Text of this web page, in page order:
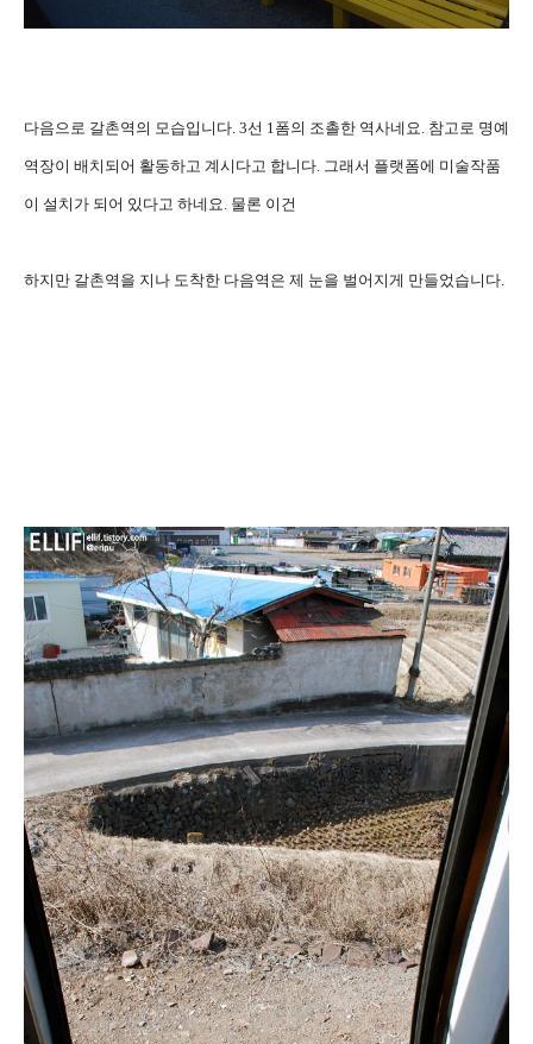
다음으로 갈촌역의 모습입니다. 3선 1폼의 조촐한 역사네요. 참고로 명예
역장이 배치되어 활동하고 계시다고 합니다. 그래서 플랫폼에 미술작품
이 설치가 되어 있다고 하네요. 물론 이건
하지만 갈촌역을 지나 도착한 다음역은 제 눈을 벌어지게 만들었습니다.